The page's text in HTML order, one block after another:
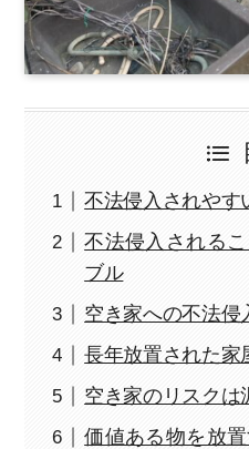
不法侵入されやす
不法侵入される
ブル
空き家への不法侵
長年放置された家
空き家のリスクは
価値ある物を放